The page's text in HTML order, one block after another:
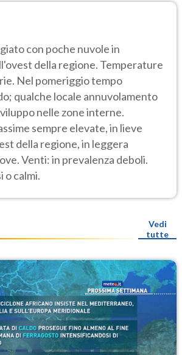
con poche nuvole in
della regione. Temperature
Nel pomeriggio tempo
qualche locale annuvolamento
nelle zone interne.
sempre elevate, in lieve
della regione, in leggera
Venti: in prevalenza deboli.
o calmi.
Vedi
tutte